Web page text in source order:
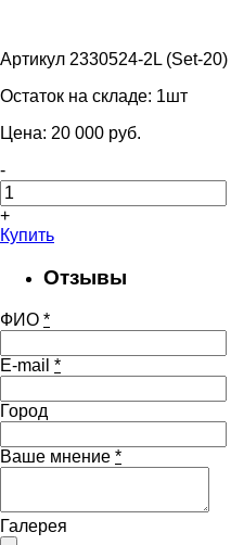
Артикул 2330524-2L (Set-20)
Остаток на складе: 1шт
Цена: 20 000 pуб.
-
+
Купить
Отзывы
ФИО *
E-mail *
Город
Ваше мнение *
Галерея